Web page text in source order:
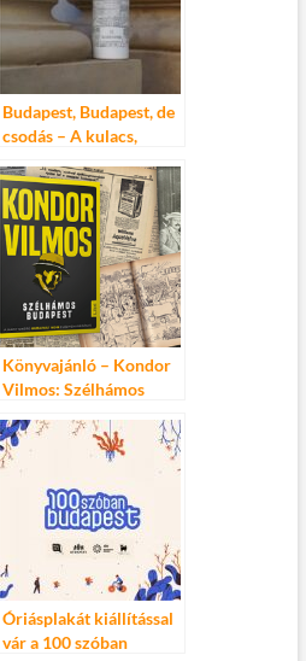
Budapest, Budapest, de
csodás – A kulacs,
megelevenednek a
legszebb pillanatok
Könyvajánló – Kondor
Vilmos: Szélhámos
Óriásplakát kiállítással
vár a 100 szóban